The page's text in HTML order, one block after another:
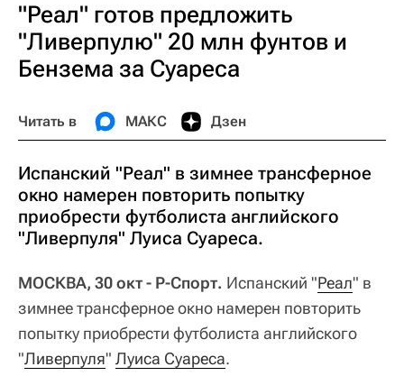
"Реал" готов предложить
"Ливерпулю" 20 млн фунтов и
Бензема за Суареса
Читать в МАКС Дзен
Испанский "Реал" в зимнее трансферное
окно намерен повторить попытку
приобрести футболиста английского
"Ливерпуля" Луиса Суареса.
МОСКВА, 30 окт - Р-Спорт. Испанский "Реал" в
зимнее трансферное окно намерен повторить
попытку приобрести футболиста английского
"Ливерпуля" Луиса Суареса.